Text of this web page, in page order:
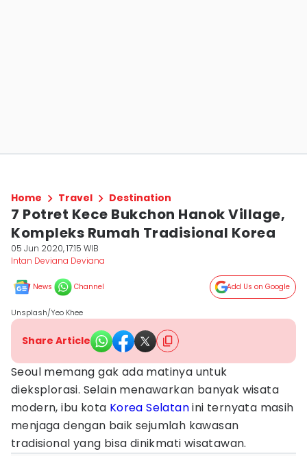
Home Travel Destination
7 Potret Kece Bukchon Hanok Village,
Kompleks Rumah Tradisional Korea
05 Jun 2020, 17:15 WIB
Intan Deviana Deviana
News Channel Add Us on Google
Unsplash/Yeo Khee
Share Article
Seoul memang gak ada matinya untuk
dieksplorasi. Selain menawarkan banyak wisata
modern, ibu kota Korea Selatanini ternyata masih
menjaga dengan baik sejumlah kawasan
tradisional yang bisa dinikmati wisatawan.